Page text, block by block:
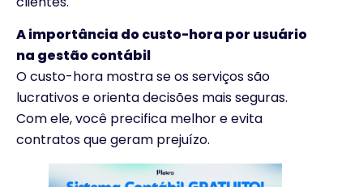
A importância do custo-hora por usuário
na gestão contábil
O custo-hora mostra se os serviços são
lucrativos e orienta decisões mais seguras.
Com ele, você precifica melhor e evita
contratos que geram prejuízo.